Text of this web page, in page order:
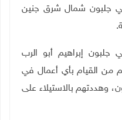
في جلبون شمال شرق جنين
.
إبراهيم أبو الرب
من القيام بأي أعمال في
وهددتهم بالاستيلاء على